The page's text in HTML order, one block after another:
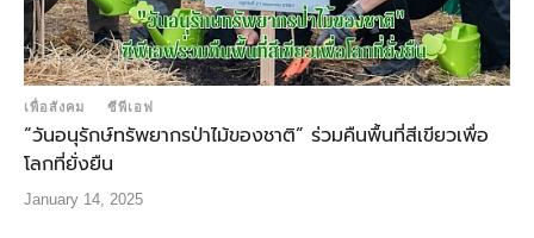
เพื่อสังคม ซีพีเอฟ
“วันอนุรักษ์ทรัพยากรป่าไม้ของชาติ” ร่วมคืนพื้นที่สีเขียวเพื่อ
โลกที่ยั่งยืน
January 14, 2025